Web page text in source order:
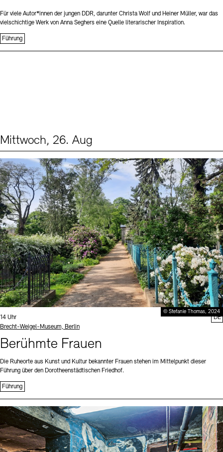
Für viele Autor*innen der jungen DDR, darunter Christa Wolf und Heiner Müller, war das
vielschichtige Werk von Anna Seghers eine Quelle literarischer Inspiration.
Führung
Mittwoch, 26. Aug
© Stefanie Thomas, 2024
Uhrzeit:
14 Uhr
Standort
Brecht-Weigel-Museum, Berlin
Berühmte Frauen
Die Ruheorte aus Kunst und Kultur bekannter Frauen stehen im Mittelpunkt dieser
Führung über den Dorotheenstädtischen Friedhof.
Führung
DE